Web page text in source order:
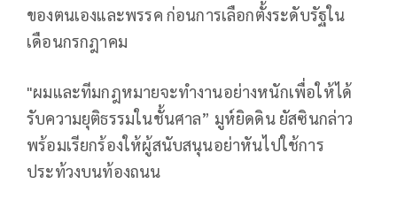
ของตนเองและพรรค ก่อนการเลือกตั้งระดับรัฐใน
เดือนกรกฎาคม
"ผมและทีมกฎหมายจะทำงานอย่างหนักเพื่อให้ได้
รับความยุติธรรมในชั้นศาล” มูห์ยิดดิน ยัสซินกล่าว
พร้อมเรียกร้องให้ผู้สนับสนุนอย่าหันไปใช้การ
ประท้วงบนท้องถนน